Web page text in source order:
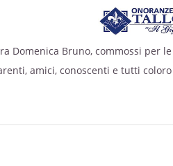
Domenica Bruno, commossi per le
amici, conoscenti e tutti coloro
alle funzioni hanno condiviso il
alle ore 18.00 nella Chiesa